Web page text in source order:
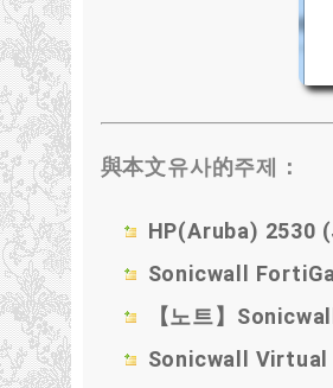
與本文유사的주제：
HP(Aruba) 2530 (
Sonicwall
【노트】
Sonicwall Virtual